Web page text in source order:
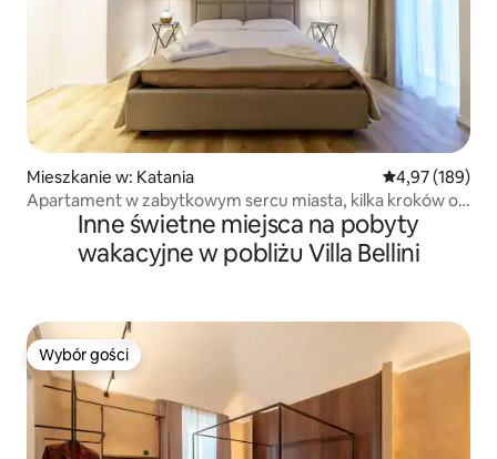
Mieszkanie w: Katania Średnia
4,97 (189)
Apartament w zabytkowym sercu miasta, kilka kroków od
Inne świetne miejsca na pobyty
wakacyjne w pobliżu Villa Bellini
Wybór gości
Wybór gości